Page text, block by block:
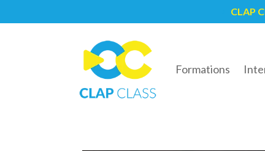
CLAP
Formations